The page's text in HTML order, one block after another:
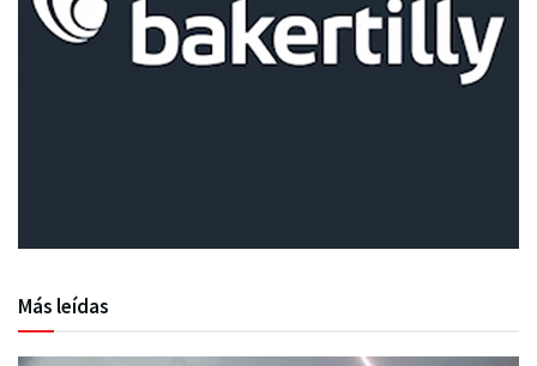
Más leídas